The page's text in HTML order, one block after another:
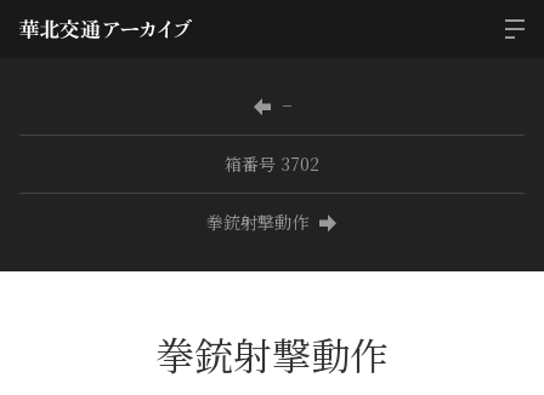
−
箱番号 3702
拳銃射撃動作
拳銃射撃動作